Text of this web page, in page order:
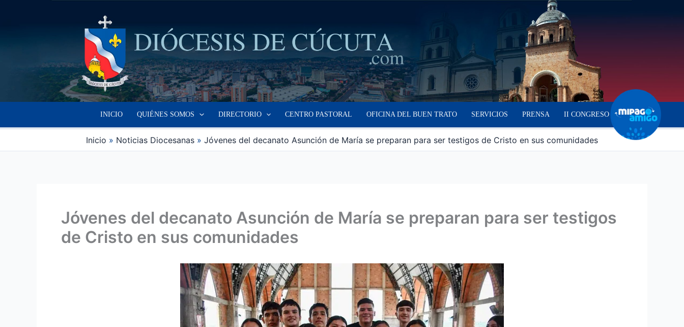
INICIO QUIÉNES SOMOS DIRECTORIO CENTRO PASTORAL OFICINA DEL BUEN TRATO SERVICIOS PRENSA II CONGRESO
Inicio Noticias Diocesanas Jóvenes del decanato Asunción de María se preparan para ser testigos de Cristo en sus comunidades
Jóvenes del decanato Asunción de María se preparan para ser testigos
de Cristo en sus comunidades